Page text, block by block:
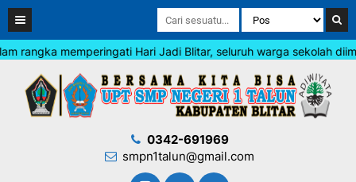
memperingati Hari Jadi Blitar, seluruh warga sekolah
0342-691969
smpn1talun@gmail.com